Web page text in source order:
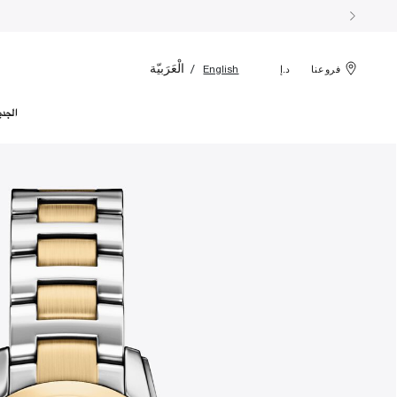
فروعنا د.إ English الْعَرَبيّة